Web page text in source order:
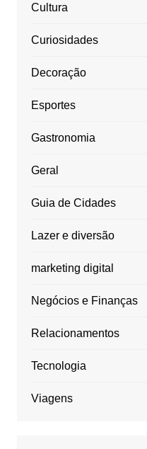
Cultura
Curiosidades
Decoração
Esportes
Gastronomia
Geral
Guia de Cidades
Lazer e diversão
marketing digital
Negócios e Finanças
Relacionamentos
Tecnologia
Viagens